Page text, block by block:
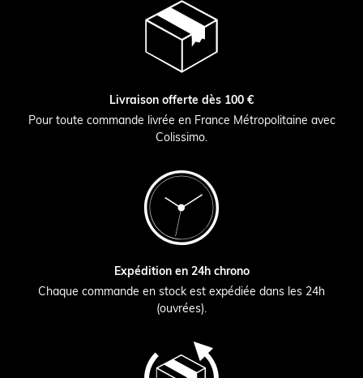
Livraison offerte dès 100 €
Pour toute commande livrée en France Métropolitaine avec
Colissimo.
Expédition en 24h chrono
Chaque commande en stock est expédiée dans les 24h
(ouvrées).